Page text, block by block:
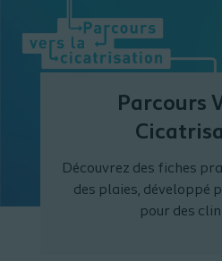
Parcours
Découvrez des fiches
des plaies, développé
pour des